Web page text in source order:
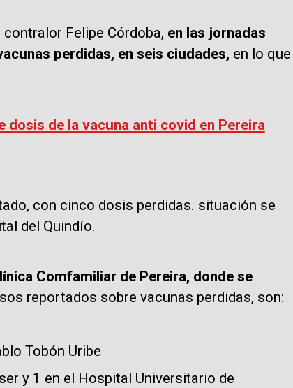
Felipe Córdoba, en las jornadas
perdidas, en seis ciudades, en lo que
dosis de la vacuna anti covid en Pereira
con cinco dosis perdidas. situación se
del Quindío.
Comfamiliar de Pereira, donde se
reportados sobre vacunas perdidas, son:
Tobón Uribe
y 1 en el Hospital Universitario de